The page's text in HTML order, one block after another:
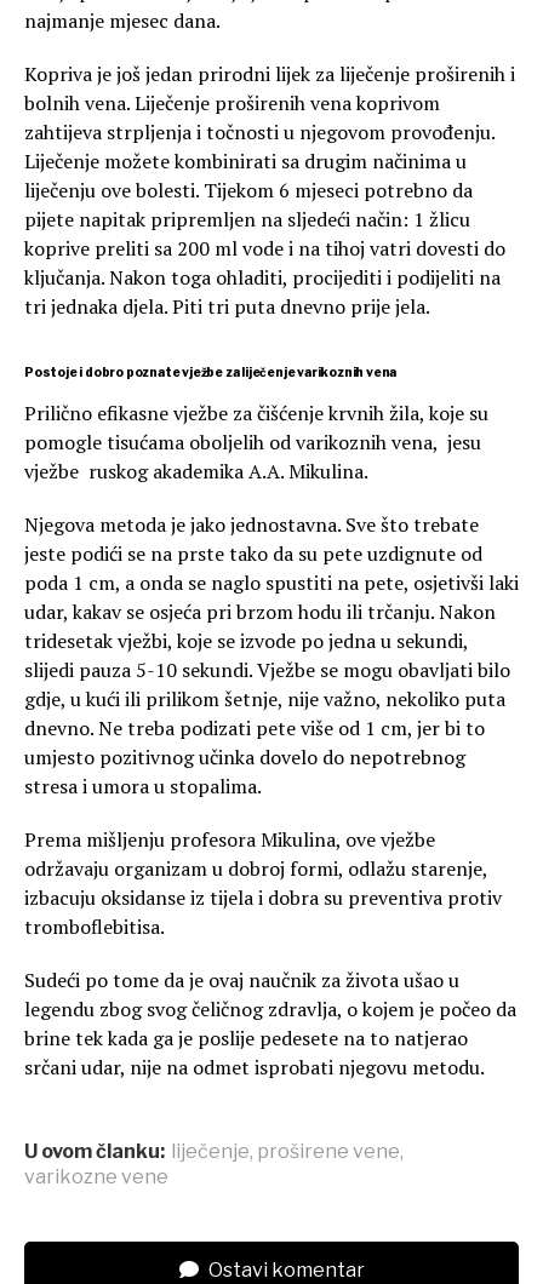
najmanje mjesec dana.
Kopriva je još jedan prirodni lijek za liječenje proširenih i
bolnih vena. Liječenje proširenih vena koprivom
zahtijeva strpljenja i točnosti u njegovom provođenju.
Liječenje možete kombinirati sa drugim načinima u
liječenju ove bolesti. Tijekom 6 mjeseci potrebno da
pijete napitak pripremljen na sljedeći način: 1 žlicu
koprive preliti sa 200 ml vode i na tihoj vatri dovesti do
ključanja. Nakon toga ohladiti, procijediti i podijeliti na
tri jednaka djela. Piti tri puta dnevno prije jela.
Postoje i dobro poznate vježbe za liječenje varikoznih vena
Prilično efikasne vježbe za čišćenje krvnih žila, koje su
pomogle tisućama oboljelih od varikoznih vena, jesu
vježbe ruskog akademika A.A. Mikulina.
Njegova metoda je jako jednostavna. Sve što trebate
jeste podići se na prste tako da su pete uzdignute od
poda 1 cm, a onda se naglo spustiti na pete, osjetivši laki
udar, kakav se osjeća pri brzom hodu ili trčanju. Nakon
tridesetak vježbi, koje se izvode po jedna u sekundi,
slijedi pauza 5-10 sekundi. Vježbe se mogu obavljati bilo
gdje, u kući ili prilikom šetnje, nije važno, nekoliko puta
dnevno. Ne treba podizati pete više od 1 cm, jer bi to
umjesto pozitivnog učinka dovelo do nepotrebnog
stresa i umora u stopalima.
Prema mišljenju profesora Mikulina, ove vježbe
održavaju organizam u dobroj formi, odlažu starenje,
izbacuju oksidanse iz tijela i dobra su preventiva protiv
tromboflebitisa.
Sudeći po tome da je ovaj naučnik za života ušao u
legendu zbog svog čeličnog zdravlja, o kojem je počeo da
brine tek kada ga je poslije pedesete na to natjerao
srčani udar, nije na odmet isprobati njegovu metodu.
U ovom članku: liječenje, proširene vene,
varikozne vene
Ostavi komentar